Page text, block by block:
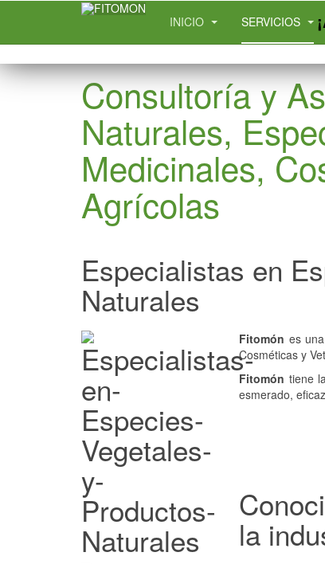
INICIO SERVICIOS
Consultoría y
Naturales,
Medicinales,
Agrícolas
Especialistas en
Naturales
Fitomón es
Cosméticas y
Fitomón tiene
esmerado,
la